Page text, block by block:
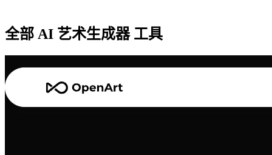
全部 AI 艺术生成器 工具